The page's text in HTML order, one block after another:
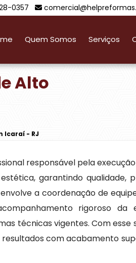
0357
Quem Somos Serviços
Alto
Icaraí - RJ
responsável pela
garantindo qualidade,
a coordenação de
rigoroso da
técnicas vigentes. Com esse
com acabamento